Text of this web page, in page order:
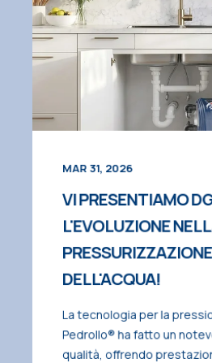
MAR 31, 2026
VI PRESENTIAMO
L'EVOLUZIONE
PRESSURIZZAZIONE
DELL'ACQUA!
La tecnologia per la
Pedrollo® ha fatto un
qualità, offrendo